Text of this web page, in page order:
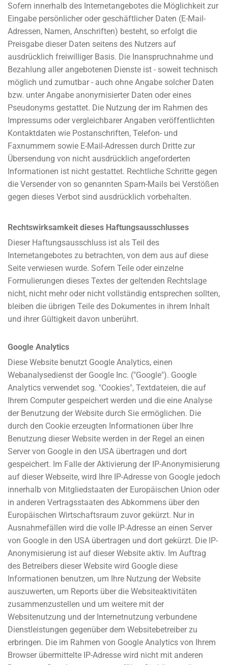
Sofern innerhalb des Internetangebotes die Möglichkeit zur
Eingabe persönlicher oder geschäftlicher Daten (E-Mail-
Adressen, Namen, Anschriften) besteht, so erfolgt die
Preisgabe dieser Daten seitens des Nutzers auf
ausdrücklich freiwilliger Basis. Die Inanspruchnahme und
Bezahlung aller angebotenen Dienste ist - soweit technisch
möglich und zumutbar - auch ohne Angabe solcher Daten
bzw. unter Angabe anonymisierter Daten oder eines
Pseudonyms gestattet. Die Nutzung der im Rahmen des
Impressums oder vergleichbarer Angaben veröffentlichten
Kontaktdaten wie Postanschriften, Telefon- und
Faxnummern sowie E-Mail-Adressen durch Dritte zur
Übersendung von nicht ausdrücklich angeforderten
Informationen ist nicht gestattet. Rechtliche Schritte gegen
die Versender von so genannten Spam-Mails bei Verstößen
gegen dieses Verbot sind ausdrücklich vorbehalten.
Rechtswirksamkeit dieses Haftungsausschlusses
Dieser Haftungsausschluss ist als Teil des
Internetangebotes zu betrachten, von dem aus auf diese
Seite verwiesen wurde. Sofern Teile oder einzelne
Formulierungen dieses Textes der geltenden Rechtslage
nicht, nicht mehr oder nicht vollständig entsprechen sollten,
bleiben die übrigen Teile des Dokumentes in ihrem Inhalt
und ihrer Gültigkeit davon unberührt.
Google Analytics
Diese Website benutzt Google Analytics, einen
Webanalysedienst der Google Inc. ("Google"). Google
Analytics verwendet sog. "Cookies", Textdateien, die auf
Ihrem Computer gespeichert werden und die eine Analyse
der Benutzung der Website durch Sie ermöglichen. Die
durch den Cookie erzeugten Informationen über Ihre
Benutzung dieser Website werden in der Regel an einen
Server von Google in den USA übertragen und dort
gespeichert. Im Falle der Aktivierung der IP-Anonymisierung
auf dieser Webseite, wird Ihre IP-Adresse von Google jedoch
innerhalb von Mitgliedstaaten der Europäischen Union oder
in anderen Vertragsstaaten des Abkommens über den
Europäischen Wirtschaftsraum zuvor gekürzt. Nur in
Ausnahmefällen wird die volle IP-Adresse an einen Server
von Google in den USA übertragen und dort gekürzt. Die IP-
Anonymisierung ist auf dieser Website aktiv. Im Auftrag
des Betreibers dieser Website wird Google diese
Informationen benutzen, um Ihre Nutzung der Website
auszuwerten, um Reports über die Websiteaktivitäten
zusammenzustellen und um weitere mit der
Websitenutzung und der Internetnutzung verbundene
Dienstleistungen gegenüber dem Websitebetreiber zu
erbringen. Die im Rahmen von Google Analytics von Ihrem
Browser übermittelte IP-Adresse wird nicht mit anderen